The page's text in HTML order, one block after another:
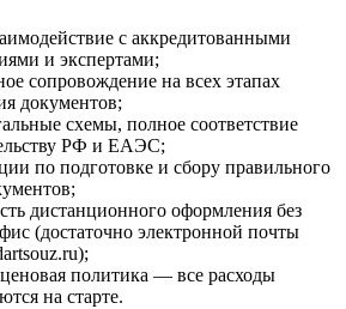
с аккредитованными
и экспертами;
сопровождение на всех этапах
документов;
схемы, полное соответствие
РФ и ЕАЭС;
по подготовке и сбору правильного
дистанционного оформления без
(достаточно электронной почты
политика — все расходы
на старте.